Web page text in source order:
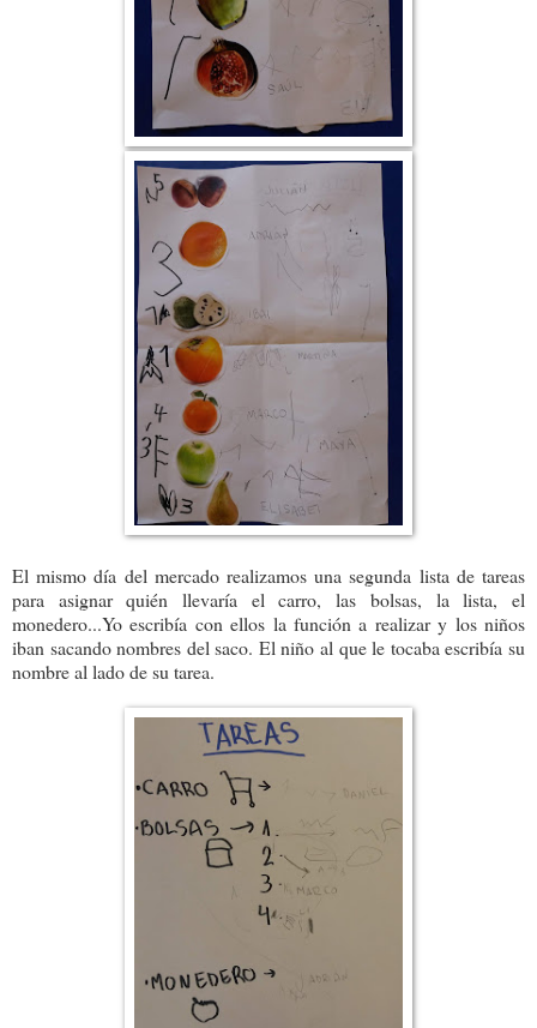
El mismo día del mercado realizamos una segunda lista de tareas
para asignar quién llevaría el carro, las bolsas, la lista, el
monedero...Yo escribía con ellos la función a realizar y los niños
iban sacando nombres del saco. El niño al que le tocaba escribía su
nombre al lado de su tarea.